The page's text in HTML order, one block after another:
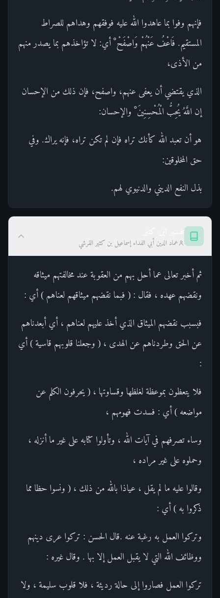
فإنهم وفوا بما عاهدوا الله عليه فوفقهم وهداهم للصراط
المستقيم. فَاعْفُ عَنْهُمْ وَاصْفَحْ ْ أي: لا تؤاخذهم بما يصدر منهم
من الأذى،
الذي يقتضي أن يعفى عنهم، واصفح، فإن ذلك من الإحسان
إن اللَّهُ يُحِبُّ الْمُحْسِنِينَ ْ والإحسان:
هو أن تعبد الله كأنك تراه فإن لم تكن تراه، فإنه يراك. وفي
حق المخلوقين:
بذل النفع الديني والدنيوي لهم.
عماد الدين أبي الفداء إسماعيل بن كثير القرشي
ثم أخبر تعالى عما أحل بهم من العقوبة عند مخالفتهم ميثاقه
ونقضهم عهده ، فقال : ( فبما نقضهم ميثاقهم لعناهم ) أي :
فبسبب نقضهم الميثاق الذي أخذ عليهم لعناهم ، أي أبعدناهم
عن الحق وطردناهم عن الهدى ، ( وجعلنا قلوبهم قاسية ) أي
:
فلا يتعظون بموعظة لغلظها وقساوتها ، ( يحرفون الكلم عن
مواضعه ) أي : فسدت فهومهم ،
وساء تصرفهم في آيات الله ، وتأولوا كتابه على غير ما أنزله ،
وحملوه على غير مراده ،
وقالوا عليه ما لم يقل ، عياذا بالله من ذلك ، ( ونسوا حظا مما
ذكروا به ) أي :
وتركوا العمل به رغبة عنه .قال الحسن : تركوا عرى دينهم
ووظائف الله التي لا يقبل العمل إلا بها . وقال غيره :
تركوا العمل فصاروا إلى حالة رديئة ، فلا قلوب سليمة ، ولا